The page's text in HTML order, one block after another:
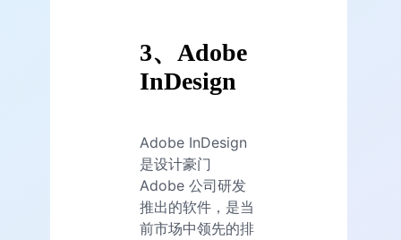
3、 Adobe
InDesign
Adobe InDesign
是设计豪门
Adobe 公司研发
推出的软件，是当
前市场中领先的排